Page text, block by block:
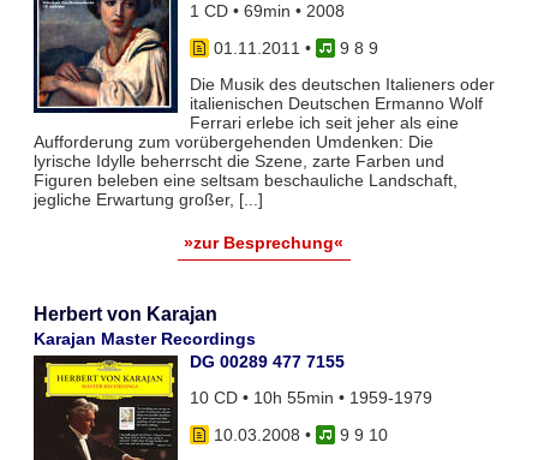
1 CD • 69min • 2008
01.11.2011 •
9 8 9
Die Musik des deutschen Italieners oder
italienischen Deutschen Ermanno Wolf
Ferrari erlebe ich seit jeher als eine
Aufforderung zum vorübergehenden Umdenken: Die
lyrische Idylle beherrscht die Szene, zarte Farben und
Figuren beleben eine seltsam beschauliche Landschaft,
jegliche Erwartung großer, [...]
»zur Besprechung«
Herbert von Karajan
Karajan Master Recordings
DG 00289 477 7155
10 CD • 10h 55min • 1959-1979
10.03.2008 •
9 9 10